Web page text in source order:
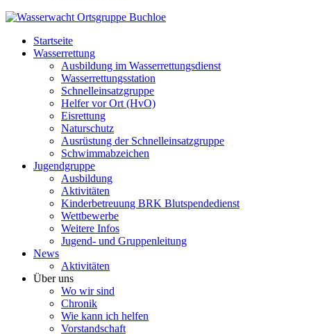
Startseite
Wasserrettung
Ausbildung im Wasserrettungsdienst
Wasserrettungsstation
Schnelleinsatzgruppe
Helfer vor Ort (HvO)
Eisrettung
Naturschutz
Ausrüstung der Schnelleinsatzgruppe
Schwimmabzeichen
Jugendgruppe
Ausbildung
Aktivitäten
Kinderbetreuung BRK Blutspendedienst
Wettbewerbe
Weitere Infos
Jugend- und Gruppenleitung
News
Aktivitäten
Über uns
Wo wir sind
Chronik
Wie kann ich helfen
Vorstandschaft